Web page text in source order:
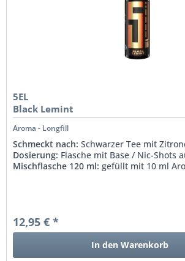
5EL
Black Lemint
Aroma - Longfill
Schmeckt nach: Schwarzer Tee mit
Dosierung: Flasche mit Base / Nic-Shots
Mischflasche 120 ml: gefüllt mit 10 ml
12,95 € *
In den Warenkorb